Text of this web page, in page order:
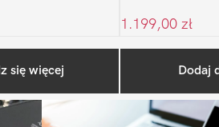
się więcej
1.199,00 zł
Dodaj
Sidebar